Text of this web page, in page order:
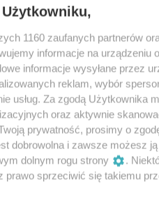
1160 zaufanych partnerów
informacje na urządzeniu
informacje wysyłane przez
reklam, wybór
usług. Za zgodą Użytkownika
oraz aktywnie
prywatność, prosimy o
dobrowolna i zawsze możesz
dolnym rogu strony
.
prawo sprzeciwić się takiemu